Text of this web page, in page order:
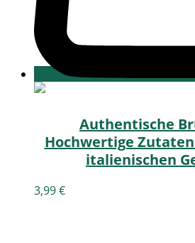
Authentische
Hochwertige
italienischen
3,99€